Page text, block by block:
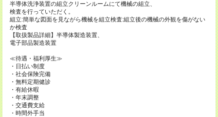
半導体洗浄装置の組立クリーンルームにて機械の組立、
検査を行っていただく。
組立:簡単な図面を見ながら機械を組立検査:組立後の機械の外観を傷がない
か検査
【取扱製品詳細】半導体製造装置、
電子部品製造装置
≪待遇・福利厚生≫
・日払い制度
・社会保険完備
・無料定期健診
・有給休暇
・年末調整
・交通費支給
・時間外手当